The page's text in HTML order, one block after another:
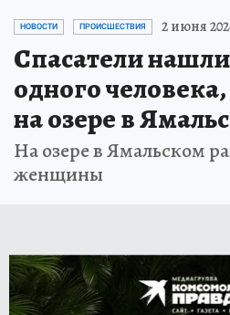
НОВОСТИ ПРОИСШЕСТВИЯ 2 июня
Спасатели
одного
на озере в
На озере в Ямальском
женщины